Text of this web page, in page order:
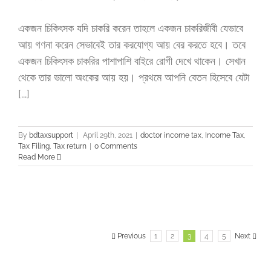
একজন চিকিৎসক যদি চাকরি করেন তাহলে একজন চাকরিজীবী যেভাবে
আয় গণনা করেন সেভাবেই তার করযোগ্য আয় বের করতে হবে। তবে
একজন চিকিৎসক চাকরির পাশাপাশি বাইরে রোগী দেখে থাকেন। সেখান
থেকে তার ভালো অংকের আয় হয়। প্রথমে আপনি বেতন হিসেবে যেটা
[...]
By bdtaxsupport April 29th, 2021 doctor income tax, Income Tax,
Tax Filing, Tax return
0 Comments
Read More
Previous 1 2 3 4 5 Next